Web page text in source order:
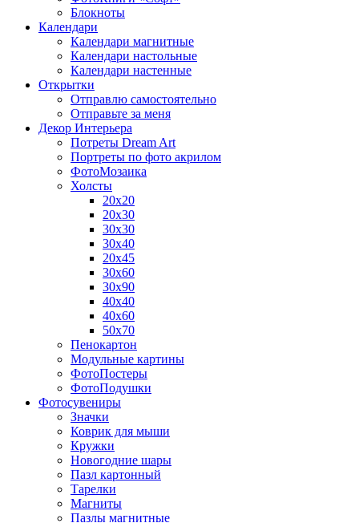
Блокноты
Календари
Календари магнитные
Календари настольные
Календари настенные
Открытки
Отправлю самостоятельно
Отправьте за меня
Декор Интерьера
Потреты Dream Art
Портреты по фото акрилом
ФотоМозаика
Холсты
20х20
20х30
30х30
30х40
20х45
30х60
30х90
40х40
40х60
50х70
Пенокартон
Модульные картины
ФотоПостеры
ФотоПодушки
Фотоcувениры
Значки
Коврик для мыши
Кружки
Новогодние шары
Пазл картонный
Тарелки
Магниты
Пазлы магнитные